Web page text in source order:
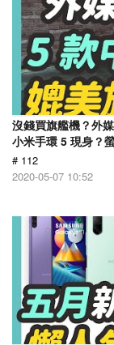
沒錢買旗艦機？外
小米手環 5 現身？
# 112
2020-05-07 10:52